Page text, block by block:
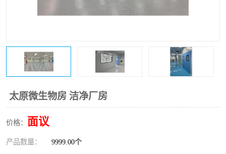
太原微生物房 洁净厂房
价格： 面议
产品数量： 9999.00个
光电车间
洁净棚 百级